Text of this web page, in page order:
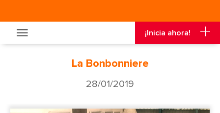
¡Inicia ahora!
La Bonbonniere
28/01/2019